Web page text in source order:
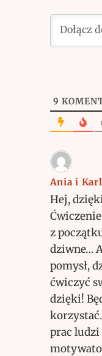
9
Ania i
Hej,
z
dziwne…
pomysł,
ćwiczyć
dzięki!
prac ludzi